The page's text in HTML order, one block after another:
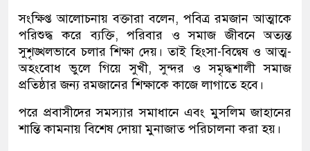
সংক্ষিপ্ত আলোচনায় বক্তারা বলেন, পবিত্র রমজান আত্মাকে
পরিশুদ্ধ করে ব্যক্তি, পরিবার ও সমাজ জীবনে অত্যন্ত
সুশৃঙ্খলভাবে চলার শিক্ষা দেয়। তাই হিংসা-বিদ্বেষ ও আত্ম-
অহংবোধ ভুলে গিয়ে সুখী, সুন্দর ও সমৃদ্ধশালী সমাজ
প্রতিষ্ঠার জন্য রমজানের শিক্ষাকে কাজে লাগাতে হবে।
পরে প্রবাসীদের সমস্যার সমাধানে এবং মুসলিম জাহানের
শান্তি কামনায় বিশেষ দোয়া মুনাজাত পরিচালনা করা হয়।